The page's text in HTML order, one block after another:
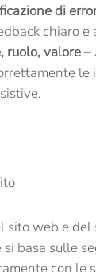
di
chiaro e
ruolo, valore–
le
sito web e
basa sulle